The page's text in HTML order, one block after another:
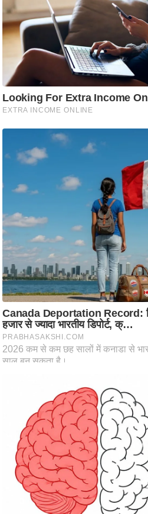
शि
प
ज
नी
ति
वि
श्ले
ण
स
म
सा
म
यि
क
मा
तृ
मि
स्तं
भ
.
आ
ई